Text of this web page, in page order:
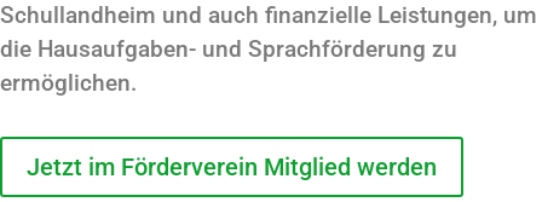
Schullandheim und auch finanzielle Leistungen, um
die Hausaufgaben- und Sprachförderung zu
ermöglichen.
Jetzt im Förderverein Mitglied werden